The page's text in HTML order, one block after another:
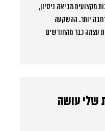
מקצועית מביאה ניסיון,
יותר. ההשקעה
עצמה כבר מהחודשים
שלי עושה